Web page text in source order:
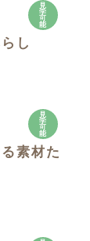
見
学
可
能
し
見
学
可
能
素材た